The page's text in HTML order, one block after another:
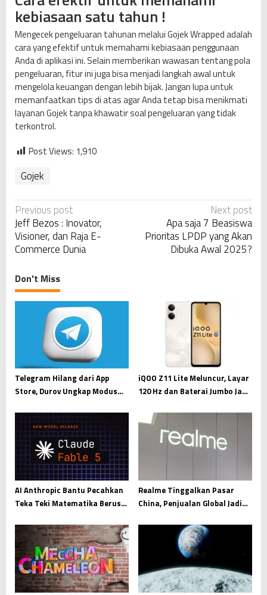
kebiasaan satu tahun !
Mengecek pengeluaran tahunan melalui Gojek Wrapped adalah
cara yang efektif untuk memahami kebiasaan penggunaan
Anda di aplikasi ini. Selain memberikan wawasan tentang pola
pengeluaran, fitur ini juga bisa menjadi langkah awal untuk
mengelola keuangan dengan lebih bijak. Jangan lupa untuk
memanfaatkan tips di atas agar Anda tetap bisa menikmati
layanan Gojek tanpa khawatir soal pengeluaran yang tidak
terkontrol.
Post Views: 1,910
Gojek
P
o
s
t
n
a
a
t
i
o
Previous post
Jeff Bezos : Inovator,
Visioner, dan Raja E-
Commerce Dunia
Next post
Apa saja 7 Beasiswa
Prioritas LPDP yang Akan
Dibuka Awal 2025?
Don't Miss
Telegram Hilang dari App
Store, Durov Ungkap Modus
iQOO Z11 Lite Meluncur, Layar
120 Hz dan Baterai Jumbo Jadi
AI Anthropic Bantu Pecahkan
Teka Teki Matematika Berusia
Realme Tinggalkan Pasar
China, Penjualan Global Jadi